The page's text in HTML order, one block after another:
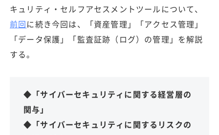
キュリティ・セルフアセスメントツールについて、
前回に続き今回は、「資産管理」「アクセス管理」
「データ保護」「監査証跡（ログ）の管理」を解説
する。
◆「サイバーセキュリティに関する経営層の
関与」
◆「サイバーセキュリティに関するリスクの